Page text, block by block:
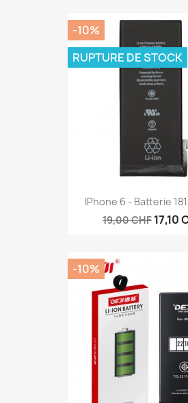
IPhone 6 - Batterie
19,00 CHF 17,10
-10%
RUPTURE DE STOCK
-10%